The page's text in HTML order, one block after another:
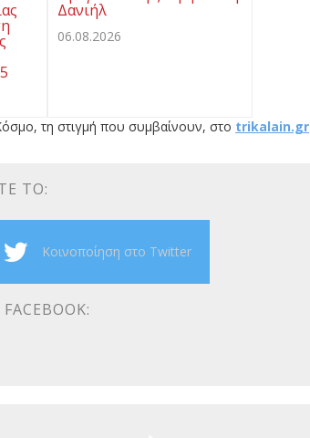
Δανιήλ
06.08.2026
τη στιγμή που συμβαίνουν, στο trikalain.gr
ΤΟ:
Κοινοποίηση στο Twitter